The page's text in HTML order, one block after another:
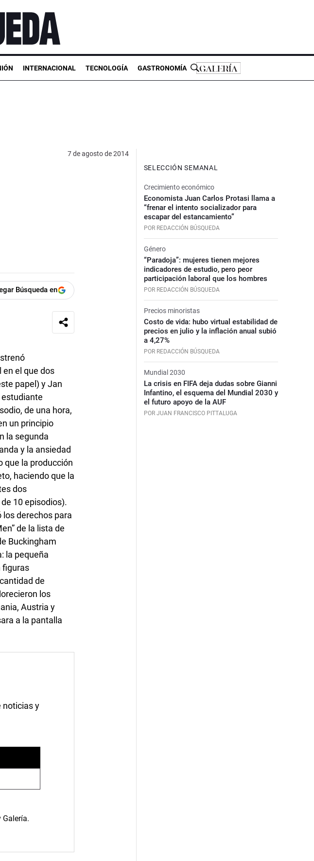
INTERNACIONAL TECNOLOGÍA GASTRONOMÍA
7 de agosto de 2014
Búsqueda en
en el que dos
papel) y Jan
de una hora,
un principio
la segunda
y la ansiedad
que la producción
haciendo que la
dos
10 episodios).
los derechos para
de la lista de
Buckingham
la pequeña
figuras
de
los
Austria y
a la pantalla
noticias y
SELECCIÓN SEMANAL
Crecimiento económico
Economista Juan Carlos Protasi llama a
“frenar el intento socializador para
escapar del estancamiento”
POR REDACCIÓN BÚSQUEDA
Género
“Paradoja”: mujeres tienen mejores
indicadores de estudio, pero peor
participación laboral que los hombres
POR REDACCIÓN BÚSQUEDA
Precios minoristas
Costo de vida: hubo virtual estabilidad de
precios en julio y la inflación anual subió
a 4,27%
POR REDACCIÓN BÚSQUEDA
Mundial 2030
La crisis en FIFA deja dudas sobre Gianni
Infantino, el esquema del Mundial 2030 y
el futuro apoyo de la AUF
POR JUAN FRANCISCO PITTALUGA